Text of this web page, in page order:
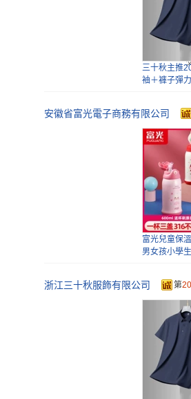
新高彈冰絲
感免燙正裝
閑褲
三十秋主推
袖＋褲子彈
三十秋春秋
純色拉鏈中
男士
三十秋萊賽
褲直筒寬松
安徽省富光電子商務有限公司
富光兒童保
男女孩小學
浙江三十秋服飾有限公司 第20